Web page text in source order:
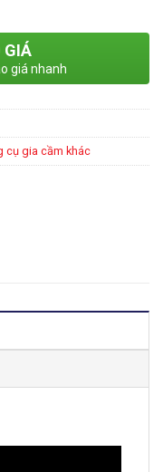
GIÁ
giá nhanh
cụ gia cầm khác